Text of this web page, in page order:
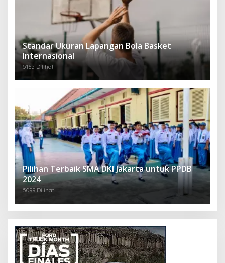
Standar Ukuran Lapangan Bola Basket
Internasional
5165 Dilihat
Pilihan Terbaik SMA DKI Jakarta untuk PPDB
2024
5099 Dilihat